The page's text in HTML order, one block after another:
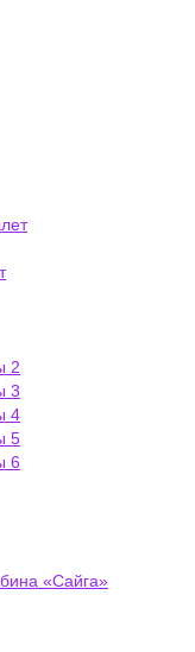
2
3
4
5
6
«Сайга»